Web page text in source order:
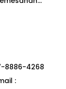
8886-4268
: